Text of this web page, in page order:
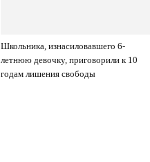
Школьника, изнасиловавшего 6-
летнюю девочку, приговорили к 10
годам лишения свободы